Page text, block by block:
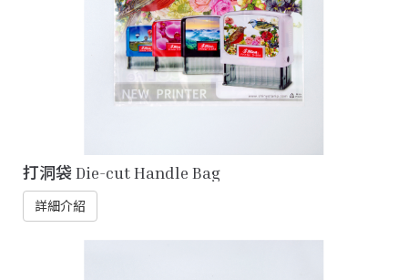
打洞袋 Die-cut Handle Bag
詳細介紹